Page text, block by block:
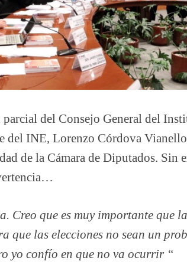
del Consejo General del
del INE, Lorenzo Córdova
de la Cámara de Diputados. Sin
Creo que es muy importante que
que las elecciones no sean un
yo confío en que no va ocurrir “